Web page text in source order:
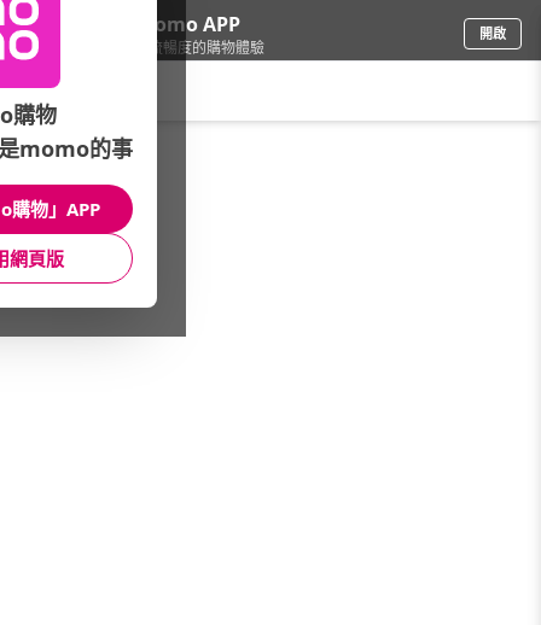
下載momo APP
給你3倍流暢度的購物體驗
開啟
食品飲料/咖啡/研磨咖啡粉(需過濾)
館長推薦 月銷量
購物
momo的事
購物」APP
網頁版